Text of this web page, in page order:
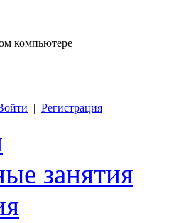
компьютере
| Регистрация
занятия